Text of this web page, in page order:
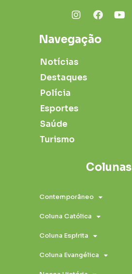
Navegação
Notícias
Destaques
Polícia
Esportes
Saúde
Turismo
Colunas
Contemporâneo
Coluna Católica
Coluna Espírita
Coluna Evangélica